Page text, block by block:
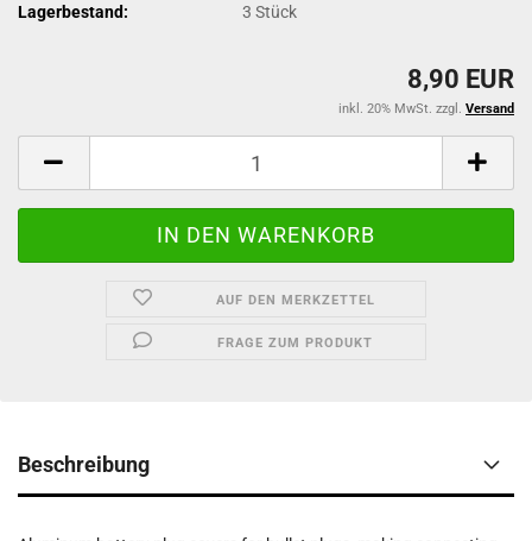
Lagerbestand:
3Stück
8,90 EUR
inkl. 20% MwSt. zzgl. Versand
AUF DEN MERKZETTEL
FRAGE ZUM PRODUKT
Beschreibung